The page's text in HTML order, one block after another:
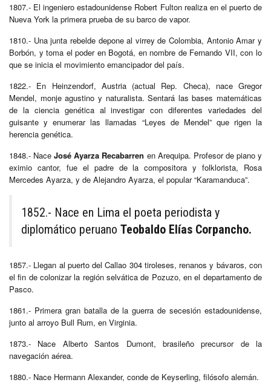
1807.- El ingeniero estadounidense Robert Fulton realiza en el puerto de
Nueva York la primera prueba de su barco de vapor.
1810.- Una junta rebelde depone al virrey de Colombia, Antonio Amar y
Borbón, y toma el poder en Bogotá, en nombre de Fernando VII, con lo
que se inicia el movimiento emancipador del país.
1822.- En Heinzendorf, Austria (actual Rep. Checa), nace Gregor
Mendel, monje agustino y naturalista. Sentará las bases matemáticas
de la ciencia genética al investigar con diferentes variedades del
guisante y enumerar las llamadas “Leyes de Mendel” que rigen la
herencia genética.
1848.- Nace José Ayarza Recabarren en Arequipa. Profesor de piano y
eximio cantor, fue el padre de la compositora y folklorista, Rosa
Mercedes Ayarza, y de Alejandro Ayarza, el popular “Karamanduca”.
1852.- Nace en Lima el poeta periodista y
diplomático peruano Teobaldo Elías Corpancho.
1857.- Llegan al puerto del Callao 304 tiroleses, renanos y bávaros, con
el fin de colonizar la región selvática de Pozuzo, en el departamento de
Pasco.
1861.- Primera gran batalla de la guerra de secesión estadounidense,
junto al arroyo Bull Rum, en Virginia.
1873.- Nace Alberto Santos Dumont, brasileño precursor de la
navegación aérea.
1880.- Nace Hermann Alexander, conde de Keyserling, filósofo alemán.